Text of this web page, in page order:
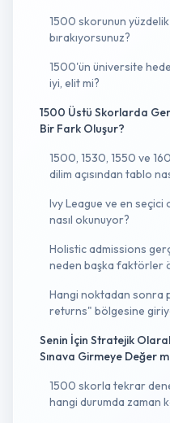
1500 skorunun yüzdelik
bırakıyorsunuz?
1500'ün üniversite
iyi, elit mi?
1500 Üstü Skorlarda
Bir Fark Oluşur?
1500, 1530, 1550 ve
dilim açısından tablo
Ivy League ve en
nasıl okunuyor?
Holistic admissions
neden başka faktörler
Hangi noktadan sonra
returns" bölgesine
Senin İçin Stratejik
Sınava Girmeye Değer
1500 skorla tekrar
hangi durumda zaman